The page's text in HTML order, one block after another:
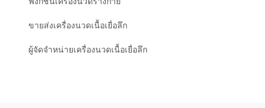
ขายส่งเครื่องนวดเนื้อเยื่อลึก
ผู้จัดจำหน่ายเครื่องนวดเนื้อเยื่อลึก